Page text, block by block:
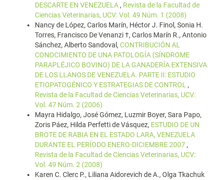
DESCARTE EN VENEZUELA, Revista de la Facultad de
Ciencias Veterinarias, UCV: Vol. 49 Núm. 1 (2008)
Nancy de López, Carlos Marín, Héctor J. Finol, Sonia H.
Torres, Francisco De Venanzi †, Carlos Marín R., Antonio
Sánchez, Alberto Sandoval, CONTRIBUCIÓN AL
CONOCIMIENTO DE UNA PATOLOGÍA (SÍNDROME
PARAPLÉJICO BOVINO) DE LA GANADERÍA EXTENSIVA
DE LOS LLANOS DE VENEZUELA. PARTE II: ESTUDIO
ETIOPATOGÉNICO Y ESTRATEGIAS DE CONTROL,
Revista de la Facultad de Ciencias Veterinarias, UCV:
Vol. 47 Núm. 2 (2006)
Mayra Hidalgo, José Gómez, Luzmir Boyer, Sara Papo,
Zoris Páez, Hilda Perfetti de Vásquez, ESTUDIO DE UN
BROTE DE RABIA EN EL ESTADO LARA, VENEZUELA
DURANTE EL PERÍODO ENERO-DICIEMBRE 2007,
Revista de la Facultad de Ciencias Veterinarias, UCV:
Vol. 49 Núm. 2 (2008)
Karen C. Clerc P., Liliana Aidorevich de A., Olga Tkachuk